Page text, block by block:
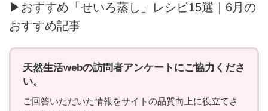
▶おすすめ「せいろ蒸し」レシピ15選｜6月の
おすすめ記事